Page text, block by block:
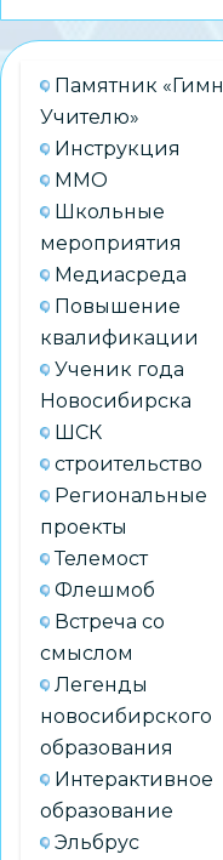
Памятник «Гимн
Учителю»
Инструкция
ММО
Школьные
мероприятия
Медиасреда
Повышение
квалификации
Ученик года
Новосибирска
ШСК
строительство
Региональные
проекты
Телемост
Флешмоб
Встреча со
смыслом
Легенды
новосибирского
образования
Интерактивное
образование
Эльбрус